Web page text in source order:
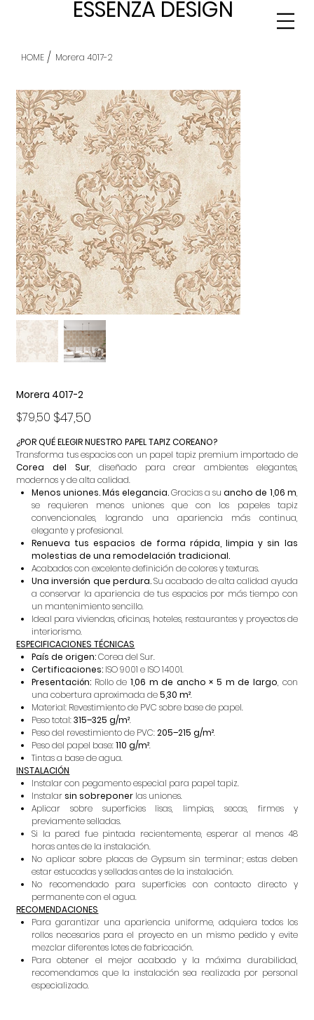
ESSENZA DESIGN
HOME / Morera 4017-2
Morera 4017-2
Precio
original
$79,50 Precio
de
$47,50
¿POR QUÉ ELEGIR NUESTRO PAPEL TAPIZ COREANO?
Transforma tus espacios con un papel tapiz premium importado de
Corea del Sur, diseñado para crear ambientes elegantes,
modernos y de alta calidad.
Menos uniones. Más elegancia.Gracias a suancho de 1,06 m,
se requieren menos uniones que con los papeles tapiz
convencionales, logrando una apariencia más continua,
elegante y profesional.
Renueva tus espacios de forma rápida, limpia y sin las
molestias de una remodelación tradicional.
Acabados con excelente definición de colores y texturas.
Una inversión que perdura.Su acabado de alta calidad ayuda
a conservar la apariencia de tus espacios por más tiempo con
un mantenimiento sencillo.
Ideal para viviendas, oficinas, hoteles, restaurantes y proyectos de
interiorismo.
ESPECIFICACIONES TÉCNICAS
País de origen:Corea del Sur.
Certificaciones: ISO 9001 e ISO 14001.
Presentación: Rollo de 1,06 m de ancho × 5 m de largo, con
una cobertura aproximada de5,30 m².
Material: Revestimiento de PVC sobre base de papel.
Peso total:315–325 g/m².
Peso del revestimiento de PVC:205–215 g/m².
Peso del papel base:110 g/m².
Tintas a base de agua.
INSTALACIÓN
Instalar con pegamento especial para papel tapiz.
Instalar sin sobreponer las uniones.
Aplicar sobre superficies lisas, limpias, secas, firmes y
previamente selladas.
Si la pared fue pintada recientemente, esperar al menos 48
horas antes de la instalación.
No aplicar sobre placas de Gypsum sin terminar; estas deben
estar estucadas y selladas antes de la instalación.
No recomendado para superficies con contacto directo y
permanente con el agua.
RECOMENDACIONES
Para garantizar una apariencia uniforme, adquiera todos los
rollos necesarios para el proyecto en un mismo pedido y evite
mezclar diferentes lotes de fabricación.
Para obtener el mejor acabado y la máxima durabilidad,
recomendamos que la instalación sea realizada por personal
especializado.